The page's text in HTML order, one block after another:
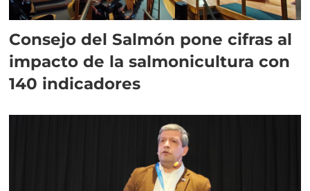
Consejo del Salmón pone cifras al
impacto de la salmonicultura con
140 indicadores